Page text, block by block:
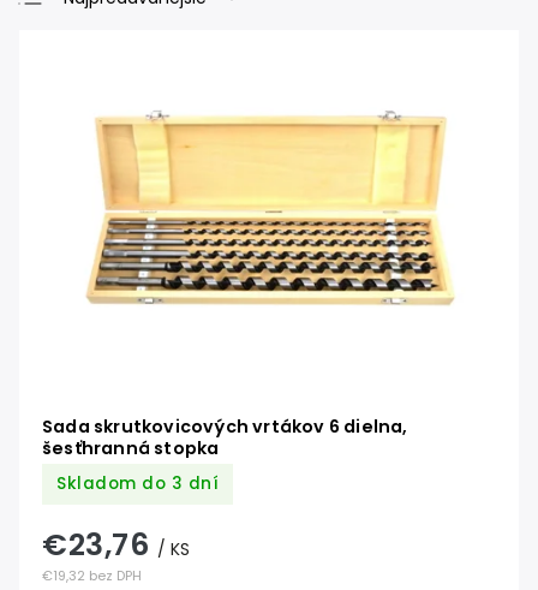
Abecedne
Sada skrutkovicových vrtákov 6 dielna,
šesťhranná stopka
Skladom do 3 dní
€19,32 bez DPH
€23,76 / KS